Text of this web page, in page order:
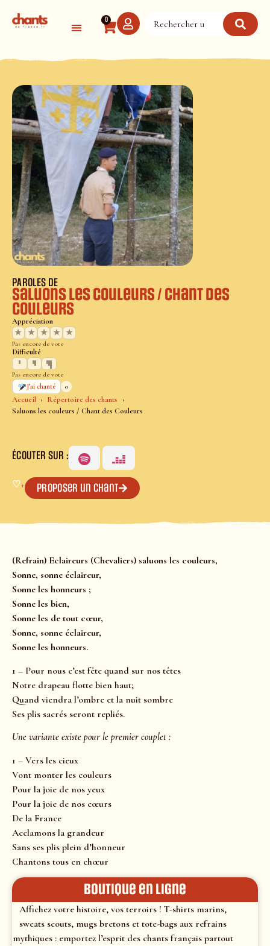
0
Accueil
Répertoire des chants
Saluons les couleurs / Chant des Couleurs
PAROLES DE
Saluons les couleurs / Chant des
Couleurs
Appréciation
★
★ ★ ★ ★
Pas encore de vote
Difficulté
Pas encore de vote
J’ai chanté
0
ÉCOUTER SUR :
♡+ Proposer un chant
(Refrain) Eclaireurs (Chevaliers) saluons les couleurs,
Sonne, sonne éclaireur,
Sonne les honneurs ;
Sonne les bien,
Sonne les de tout cœur,
Sonne, sonne éclaireur,
Sonne les honneurs.
1 – Pour nous c’est fête quand sur nos têtes
Notre drapeau flotte bien haut;
Quand viendra l’ombre et la nuit sombre
Ses plis sacrés seront repliés.
Une variante existe pour le premier couplet :
1 – Vers les cieux
Vont monter les couleurs
Pour la joie de nos yeux
Pour la joie de nos cœurs
De la France
Acclamons la grandeur
Sans ses plis plein d’honneur
Chantons tous en chœur
Boutique en ligne
Affichez votre histoire, vos terroirs ! T-shirts marins,
sweats scouts, mugs bretons et tote-bags aux refrains
mythiques : emportez l’esprit des chants français partout